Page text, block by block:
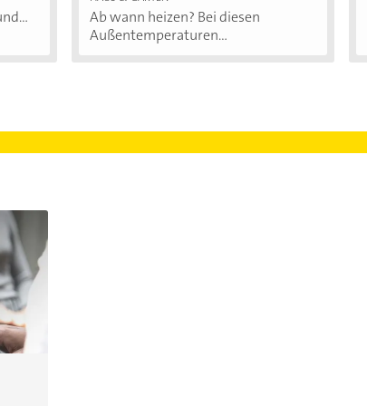
Ab wann heizen? Bei diesen
Außentemperaturen...